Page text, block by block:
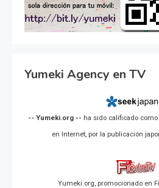
Yumeki Agency en TV
-- Yumeki.org -- ha sido calificado
en Internet, por la publicación
Yumeki.org, promocionado en